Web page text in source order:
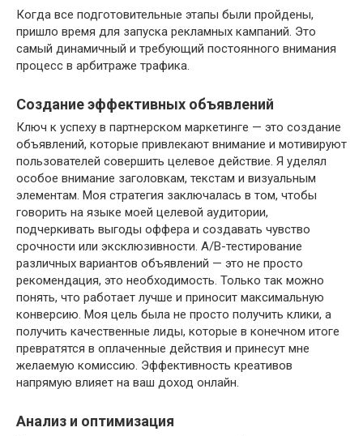
Когда все подготовительные этапы были пройдены,
пришло время для запуска рекламных кампаний. Это
самый динамичный и требующий постоянного внимания
процесс в арбитраже трафика.
Создание эффективных объявлений
Ключ к успеху в партнерском маркетинге — это создание
объявлений, которые привлекают внимание и мотивируют
пользователей совершить целевое действие. Я уделял
особое внимание заголовкам, текстам и визуальным
элементам. Моя стратегия заключалась в том, чтобы
говорить на языке моей целевой аудитории,
подчеркивать выгоды оффера и создавать чувство
срочности или эксклюзивности. A/B-тестирование
различных вариантов объявлений — это не просто
рекомендация, это необходимость. Только так можно
понять, что работает лучше и приносит максимальную
конверсию. Моя цель была не просто получить клики, а
получить качественные лиды, которые в конечном итоге
превратятся в оплаченные действия и принесут мне
желаемую комиссию. Эффективность креативов
напрямую влияет на ваш доход онлайн.
Анализ и оптимизация